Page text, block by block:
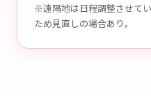
※遠隔地は日程調整させて
ため見直しの場合あり。